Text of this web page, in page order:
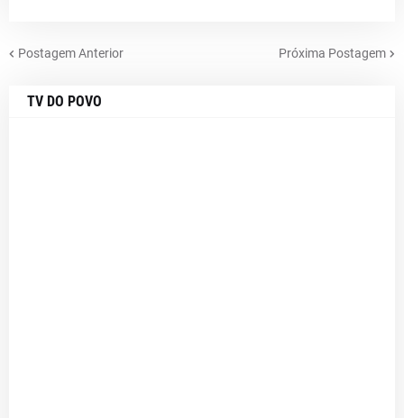
Postagem Anterior Próxima Postagem
TV DO POVO